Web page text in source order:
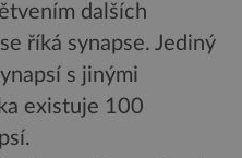
dalších
říká synapse. Jediný
s jinými
existuje 100